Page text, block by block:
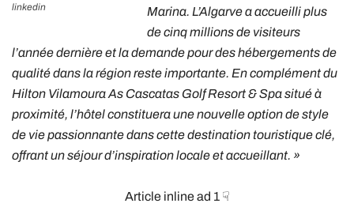
linkedin
Marina. L’Algarve a accueilli plus
de cinq millions de visiteurs
l’année dernière et la demande pour des hébergements de
qualité dans la région reste importante. En complément du
Hilton Vilamoura As Cascatas Golf Resort & Spa situé à
proximité, l’hôtel constituera une nouvelle option de style
de vie passionnante dans cette destination touristique clé,
offrant un séjour d’inspiration locale et accueillant. »
Article inline ad 1 ☟